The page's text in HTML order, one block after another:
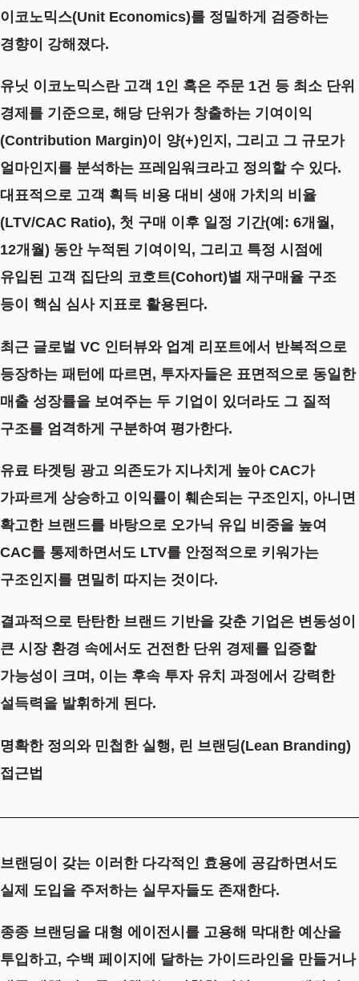
이코노믹스(Unit Economics)를 정밀하게 검증하는
경향이 강해졌다.
유닛 이코노믹스란 고객 1인 혹은 주문 1건 등 최소 단위
경제를 기준으로, 해당 단위가 창출하는 기여이익
(Contribution Margin)이 양(+)인지, 그리고 그 규모가
얼마인지를 분석하는 프레임워크라고 정의할 수 있다.
대표적으로 고객 획득 비용 대비 생애 가치의 비율
(LTV/CAC Ratio), 첫 구매 이후 일정 기간(예: 6개월,
12개월) 동안 누적된 기여이익, 그리고 특정 시점에
유입된 고객 집단의 코호트(Cohort)별 재구매율 구조
등이 핵심 심사 지표로 활용된다.
최근 글로벌 VC 인터뷰와 업계 리포트에서 반복적으로
등장하는 패턴에 따르면, 투자자들은 표면적으로 동일한
매출 성장률을 보여주는 두 기업이 있더라도 그 질적
구조를 엄격하게 구분하여 평가한다.
유료 타겟팅 광고 의존도가 지나치게 높아 CAC가
가파르게 상승하고 이익률이 훼손되는 구조인지, 아니면
확고한 브랜드를 바탕으로 오가닉 유입 비중을 높여
CAC를 통제하면서도 LTV를 안정적으로 키워가는
구조인지를 면밀히 따지는 것이다.
결과적으로 탄탄한 브랜드 기반을 갖춘 기업은 변동성이
큰 시장 환경 속에서도 건전한 단위 경제를 입증할
가능성이 크며, 이는 후속 투자 유치 과정에서 강력한
설득력을 발휘하게 된다.
명확한 정의와 민첩한 실행, 린 브랜딩(Lean Branding)
접근법
브랜딩이 갖는 이러한 다각적인 효용에 공감하면서도
실제 도입을 주저하는 실무자들도 존재한다.
종종 브랜딩을 대형 에이전시를 고용해 막대한 예산을
투입하고, 수백 페이지에 달하는 가이드라인을 만들거나